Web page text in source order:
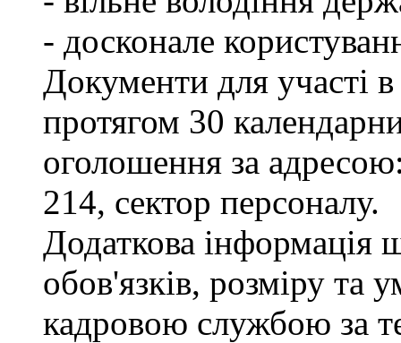
- досконале
Документи для участі
протягом 30
оголошення за
214, сектор персоналу.
Додаткова інформація
обов'язків, розміру та
кадровою службою за